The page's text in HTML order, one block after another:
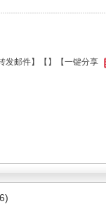
发邮件】【 】 【一键分享